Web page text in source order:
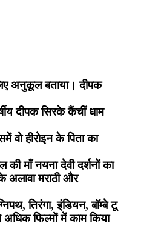
अनुकूल बताया। दीपक
दीपक सिरके कैंचीं धाम
हीरोइन के पिता का
की माँ नयना देवी दर्शनों का
अलावा मराठी और
तिरंगा, इंडियन, बॉम्बे टू
अधिक फिल्मों में काम किया